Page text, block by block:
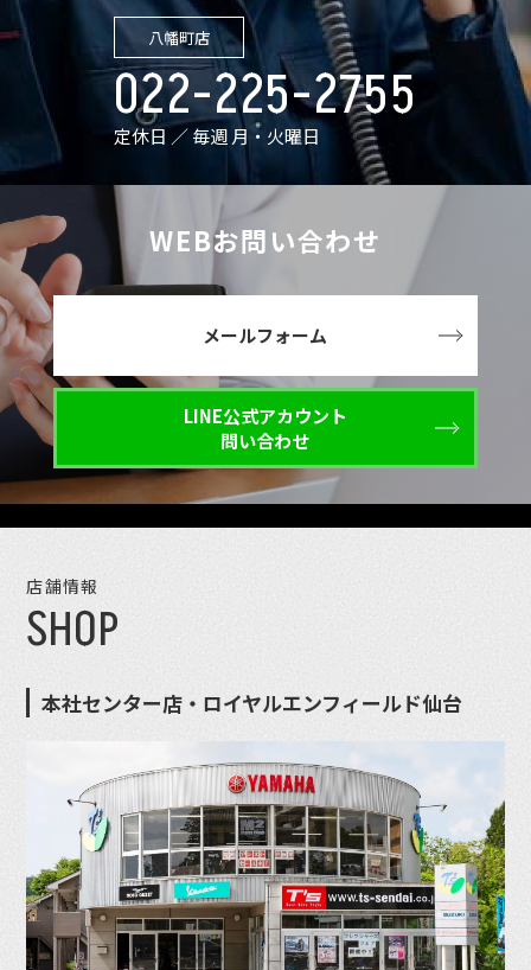
八幡町店
022-225-2755
定休日 ／ 毎週 月・火曜日
WEBお問い合わせ
メールフォーム
LINE公式アカウント
問い合わせ
店舗情報
SHOP
本社センター店・ロイヤルエンフィールド仙台